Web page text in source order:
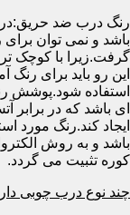
رنگ درب ضد حریق:در
باشد و نمی توان
گرفت.زیرا با کوچک
این رو باید برای
استفاده شود.پوشش
ای باشد که در برابر
ایجاد کند.رنگ مورد
باشد و به روش
کوره تثبیت می گردد.
چند نوع درب چوبی